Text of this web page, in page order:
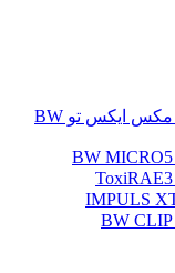
تعمیر و کالیبره دستگاه گازسنج مکس ایکس تو BW